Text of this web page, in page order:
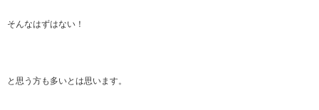
そんなはずはない！
と思う方も多いとは思います。